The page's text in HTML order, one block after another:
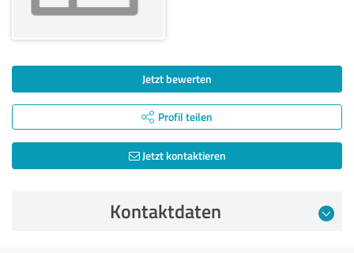
Jetzt bewerten
Profil teilen
Jetzt kontaktieren
Kontaktdaten